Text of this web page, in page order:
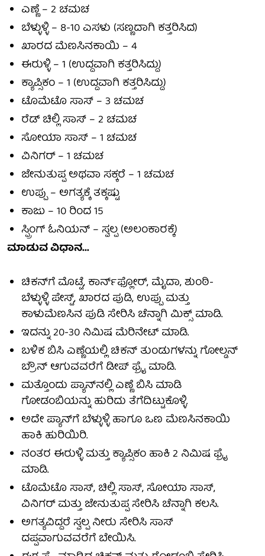
ಎಣ್ಣೆ – 2 ಚಮಚ
ಬೆಳ್ಳುಳ್ಳಿ – 8-10 ಎಸಳು (ಸಣ್ಣದಾಗಿ ಕತ್ತರಿಸಿದ)
ಖಾರದ ಮೆಣಸಿನಕಾಯಿ – 4
ಈರುಳ್ಳಿ – 1 (ಉದ್ದವಾಗಿ ಕತ್ತರಿಸಿದ್ದು)
ಕ್ಯಾಪ್ಸಿಕಂ – 1 (ಉದ್ದವಾಗಿ ಕತ್ತರಿಸಿದ್ದು)
ಟೊಮೆಟೊ ಸಾಸ್ – 3 ಚಮಚ
ರೆಡ್ ಚಿಲ್ಲಿ ಸಾಸ್ – 2 ಚಮಚ
ಸೋಯಾ ಸಾಸ್ – 1 ಚಮಚ
ವಿನಿಗರ್ – 1 ಚಮಚ
ಜೇನುತುಪ್ಪ ಅಥವಾ ಸಕ್ಕರೆ – 1 ಚಮಚ
ಉಪ್ಪು – ಅಗತ್ಯಕ್ಕೆ ತಕ್ಕಷ್ಟು
ಕಾಜು – 10 ರಿಂದ 15
ಸ್ಪ್ರಿಂಗ್ ಓನಿಯನ್ – ಸ್ವಲ್ಪ (ಅಲಂಕಾರಕ್ಕೆ)
ಮಾಡುವ ವಿಧಾನ...
ಚಿಕನ್‌ಗೆ ಮೊಟ್ಟೆ, ಕಾರ್ನ್‌ಫ್ಲೋರ್, ಮೈದಾ, ಶುಂಠಿ-
ಬೆಳ್ಳುಳ್ಳಿ ಪೇಸ್ಟ್, ಖಾರದ ಪುಡಿ, ಉಪ್ಪು ಮತ್ತು
ಕಾಳುಮೆಣಸಿನ ಪುಡಿ ಸೇರಿಸಿ ಚೆನ್ನಾಗಿ ಮಿಕ್ಸ್ ಮಾಡಿ.
ಇದನ್ನು 20-30 ನಿಮಿಷ ಮೆರಿನೇಟ್ ಮಾಡಿ.
ಬಳಿಕ ಬಿಸಿ ಎಣ್ಣೆಯಲ್ಲಿ ಚಿಕನ್ ತುಂಡುಗಳನ್ನು ಗೋಲ್ಡನ್
ಬ್ರೌನ್ ಆಗುವವರೆಗೆ ಡೀಪ್ ಫ್ರೈ ಮಾಡಿ.
ಮತ್ತೊಂದು ಪ್ಯಾನ್‌ನಲ್ಲಿ ಎಣ್ಣೆ ಬಿಸಿ ಮಾಡಿ
ಗೋಡಂಬಿಯನ್ನು ಹುರಿದು ತೆಗೆದಿಟ್ಟುಕೊಳ್ಳಿ.
ಅದೇ ಪ್ಯಾನ್‌ಗೆ ಬೆಳ್ಳುಳ್ಳಿ ಹಾಗೂ ಒಣ ಮೆಣಸಿನಕಾಯಿ
ಹಾಕಿ ಹುರಿಯಿರಿ.
ನಂತರ ಈರುಳ್ಳಿ ಮತ್ತು ಕ್ಯಾಪ್ಸಿಕಂ ಹಾಕಿ 2 ನಿಮಿಷ ಫ್ರೈ
ಮಾಡಿ.
ಟೊಮೆಟೊ ಸಾಸ್, ಚಿಲ್ಲಿ ಸಾಸ್, ಸೋಯಾ ಸಾಸ್,
ವಿನಿಗರ್ ಮತ್ತು ಜೇನುತುಪ್ಪ ಸೇರಿಸಿ ಚೆನ್ನಾಗಿ ಕಲಸಿ.
ಅಗತ್ಯವಿದ್ದರೆ ಸ್ವಲ್ಪ ನೀರು ಸೇರಿಸಿ ಸಾಸ್
ದಪ್ಪವಾಗುವವರೆಗೆ ಬೇಯಿಸಿ.